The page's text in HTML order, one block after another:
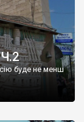
буде не менш